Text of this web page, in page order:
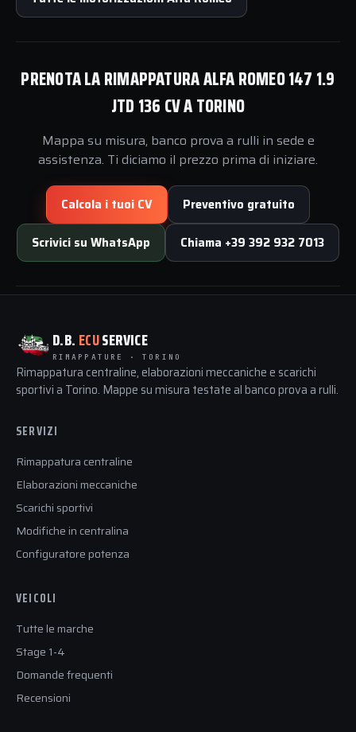
PRENOTA LA RIMAPPATURA ALFA ROMEO 147 1.9
JTD 136 CV A TORINO
Mappa su misura, banco prova a rulli in sede e
assistenza. Ti diciamo il prezzo prima di iniziare.
Calcola i tuoi CV Preventivo gratuito
Scrivici su WhatsApp Chiama +39 392 932 7013
D.B. ECUSERVICE
RIMAPPATURE · TORINO
Rimappatura centraline, elaborazioni meccaniche e scarichi
sportivi a Torino. Mappe su misura testate al banco prova a rulli.
SERVIZI
Rimappatura centraline
Elaborazioni meccaniche
Scarichi sportivi
Modifiche in centralina
Configuratore potenza
VEICOLI
Tutte le marche
Stage 1-4
Domande frequenti
Recensioni